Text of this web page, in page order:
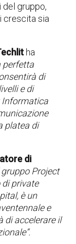
gruppo,
crescita sia
ha
perfetta
di
e di
Informatica
platea di
di
gruppo Project
private
è un
e
di accelerare il
”.